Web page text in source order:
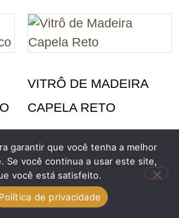
VITRÔ DE MADEIRA
CAPELA RETO
PEDIR
ORÇAMENTO
garantir que você tenha a melhor
Se você continua a usar este site,
você está satisfeito.
Política de privacidade